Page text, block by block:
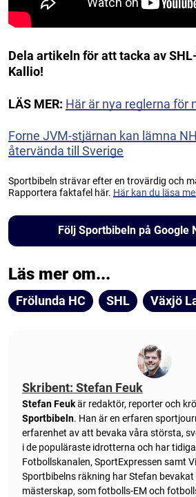
Dela artikeln för att tacka av
Kallio!
LÄS MER: Här är nya reglerna för
Forne JVM-stjärnan kan lämna
återvända till Sverige
Sportbibeln strävar efter en trovärdig och
Rapportera faktafel här. Här kan du läsa
Följ Sportbibeln på Google
Läs mer om...
Frölunda HC SHL Växjö
Skribent: Stefan Feuk
Stefan Feukär redaktör, reporter och
Sportbibeln. Han är en erfaren
erfarenhet av att bevaka våra största,
i de populäraste idrotterna och har
Fotbollskanalen, SportExpressen samt
Sportbibelns räkning har Stefan
mästerskap, som fotbolls-EM och